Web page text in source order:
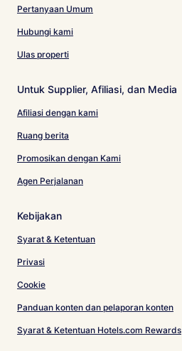
Pertanyaan Umum
Hubungi kami
Ulas properti
Untuk Supplier, Afiliasi, dan Media
Afiliasi dengan kami
Ruang berita
Promosikan dengan Kami
Agen Perjalanan
Kebijakan
Syarat & Ketentuan
Privasi
Cookie
Panduan konten dan pelaporan konten
Syarat & Ketentuan Hotels.com Rewards